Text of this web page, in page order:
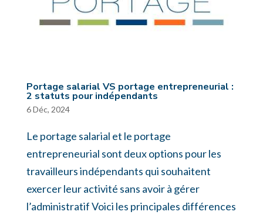
Portage salarial VS portage entrepreneurial :
2 statuts pour indépendants
6 Déc, 2024
Le portage salarial et le portage
entrepreneurial sont deux options pour les
travailleurs indépendants qui souhaitent
exercer leur activité sans avoir à gérer
l’administratif Voici les principales différences